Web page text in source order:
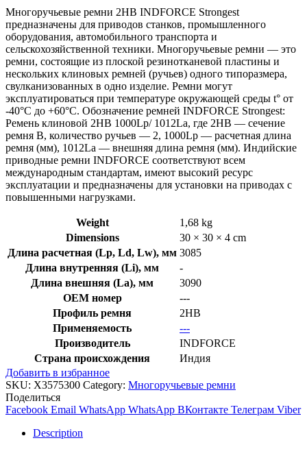
Многоручьевые ремни 2HB INDFORCE Strongest
предназначены для приводов станков, промышленного
оборудования, автомобильного транспорта и
сельскохозяйственной техники. Многоручьевые ремни — это
ремни, состоящие из плоской резинотканевой пластины и
нескольких клиновых ремней (ручьев) одного типоразмера,
свулканизованных в одно изделие. Ремни могут
эксплуатироваться при температуре окружающей среды t° от
-40°С до +60°С. Обозначение ремней INDFORCE Strongest:
Ремень клиновой 2HB 1000Lp/ 1012La, где 2HB — сечение
ремня B, количество ручьев — 2, 1000Lp — расчетная длина
ремня (мм), 1012La — внешняя длина ремня (мм). Индийские
приводные ремни INDFORCE соответствуют всем
международным стандартам, имеют высокий ресурс
эксплуатации и предназначены для установки на приводах с
повышенными нагрузками.
Weight
1,68 kg
Dimensions
30 × 30 × 4 cm
Длина расчетная (Lp, Ld, Lw), мм 3085
Длина внутренняя (Li), мм
-
Длина внешняя (La), мм
3090
OEM номер
---
Профиль ремня
2HB
Применяемость
---
Производитель
INDFORCE
Страна происхождения
Индия
Добавить в избранное
SKU: X3575300 Category: Многоручьевые ремни
Поделиться
Facebook Email WhatsApp WhatsApp ВКонтакте Телеграм Viber
Description